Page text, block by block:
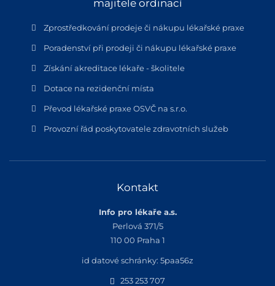
majitele ordinací
Zprostředkování prodeje či nákupu lékařské praxe
Poradenství při prodeji či nákupu lékařské praxe
Získání akreditace lékaře - školitele
Dotace na rezidenční místa
Převod lékařské praxe OSVČ na s.r.o.
Provozní řád poskytovatele zdravotních služeb
Kontakt
Info pro lékaře a.s.
Perlová 371/5
110 00 Praha 1
id datové schránky: 5paa56z
253 253 707